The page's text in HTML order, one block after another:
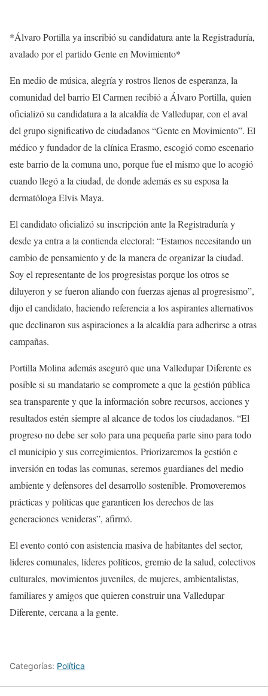
*Álvaro Portilla ya inscribió su candidatura ante la Registraduría,
avalado por el partido Gente en Movimiento*
En medio de música, alegría y rostros llenos de esperanza, la
comunidad del barrio El Carmen recibió a Álvaro Portilla, quien
oficializó su candidatura a la alcaldía de Valledupar, con el aval
del grupo significativo de ciudadanos “Gente en Movimiento”. El
médico y fundador de la clínica Erasmo, escogió como escenario
este barrio de la comuna uno, porque fue el mismo que lo acogió
cuando llegó a la ciudad, de donde además es su esposa la
dermatóloga Elvis Maya.
El candidato oficializó su inscripción ante la Registraduría y
desde ya entra a la contienda electoral: “Estamos necesitando un
cambio de pensamiento y de la manera de organizar la ciudad.
Soy el representante de los progresistas porque los otros se
diluyeron y se fueron aliando con fuerzas ajenas al progresismo”,
dijo el candidato, haciendo referencia a los aspirantes alternativos
que declinaron sus aspiraciones a la alcaldía para adherirse a otras
campañas.
Portilla Molina además aseguró que una Valledupar Diferente es
posible si su mandatario se compromete a que la gestión pública
sea transparente y que la información sobre recursos, acciones y
resultados estén siempre al alcance de todos los ciudadanos. “El
progreso no debe ser solo para una pequeña parte sino para todo
el municipio y sus corregimientos. Priorizaremos la gestión e
inversión en todas las comunas, seremos guardianes del medio
ambiente y defensores del desarrollo sostenible. Promoveremos
prácticas y políticas que garanticen los derechos de las
generaciones venideras”, afirmó.
El evento contó con asistencia masiva de habitantes del sector,
lideres comunales, líderes políticos, gremio de la salud, colectivos
culturales, movimientos juveniles, de mujeres, ambientalistas,
familiares y amigos que quieren construir una Valledupar
Diferente, cercana a la gente.
Categorías: Política